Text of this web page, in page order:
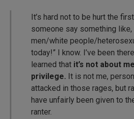
It’s hard not to be hurt the
someone say something like,
men/white people/
today!” I know. I’ve been
learned that it’s not about
privilege. It is not me,
attacked in those rages, but
have unfairly been given to
ranter.